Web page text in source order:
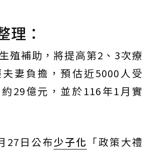
理：
殖補助，將提高第2、3次療
妻負擔，預估近5000人受
29億元，並於116年1月實
27日公布少子化 「政策大禮